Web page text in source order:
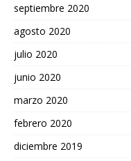
septiembre 2020
agosto 2020
julio 2020
junio 2020
marzo 2020
febrero 2020
diciembre 2019